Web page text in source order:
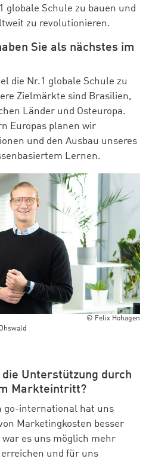
globale Schule zu bauen und
zu revolutionieren.
Sie als nächstes im
die Nr.1 globale Schule zu
Zielmärkte sind Brasilien,
Länder und Osteuropa.
Europas planen wir
und den Ausbau unseres
Lernen.
© Felix Hohagen
Unterstützung durch
Markteintritt?
go-international hat uns
Marketingkosten besser
es uns möglich mehr
und für uns